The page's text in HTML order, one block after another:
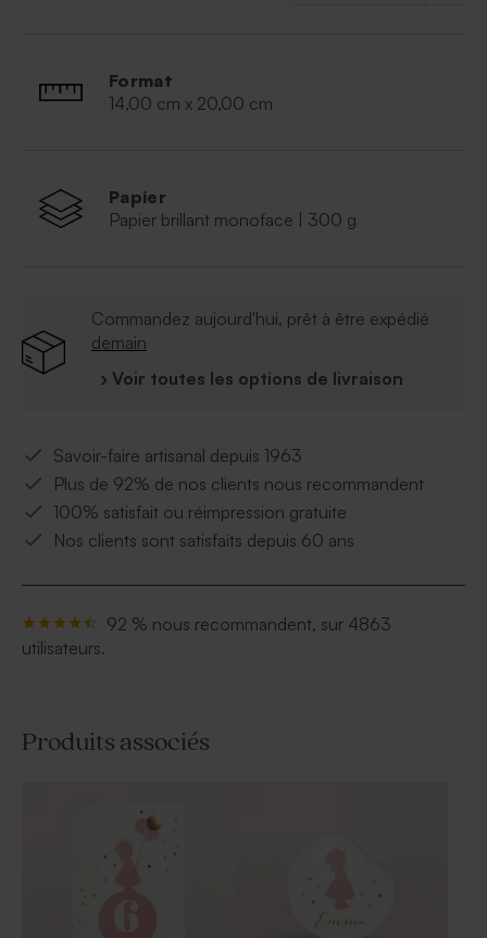
Format
14,00 cm x 20,00 cm
Papier
Papier brillant monoface | 300 g
Commandez aujourd'hui, prêt à être expédié
demain
› Voir toutes les options de livraison
Savoir-faire artisanal depuis 1963
Plus de 92% de nos clients nous recommandent
100% satisfait ou réimpression gratuite
Nos clients sont satisfaits depuis 60 ans
92 % nous recommandent, sur 4863
utilisateurs.
Produits associés